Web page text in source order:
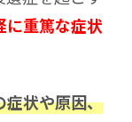
に重篤な症状
症状や原因、